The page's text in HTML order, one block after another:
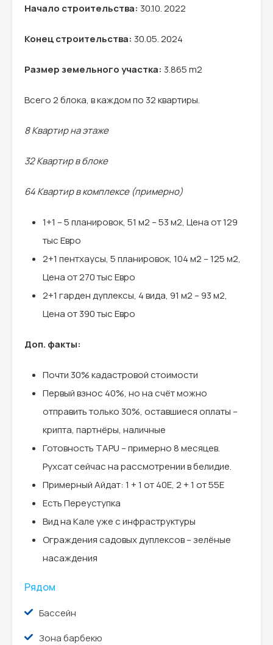
Начало строительства: 30.10. 2022
Конец строительства: 30.05. 2024
Размер земельного участка: 3.865 m2
Всего 2 блока, в каждом по 32 квартиры.
8 Квартир на этаже
32 Квартир в блоке
64 Квартир в комплексе (примерно)
1+1 – 5 планировок, 51 м2 – 53 м2, Цена от 129
тыс Евро
2+1 пентхаусы, 5 планировок, 104 м2 – 125 м2,
Цена от 270 тыс Евро
2+1 гарден дуплексы, 4 вида, 91 м2 – 93 м2,
Цена от 390 тыс Евро
Доп. факты:
Почти 30% кадастровой стоимости
Первый взнос 40%, но на счёт можно
отправить только 30%, оставшиеся оплаты –
крипта, партнёры, наличные
Готовность TAPU – примерно 8 месяцев.
Рухсат сейчас на рассмотрении в белидие.
Примерный Айдат: 1 + 1 от 40E, 2 + 1 от 55E
Есть Переуступка
Вид на Кале уже с инфраструктуры
Ограждения садовых дуплексов – зелёные
насаждения
Рядом
Бассейн
Зона барбекю